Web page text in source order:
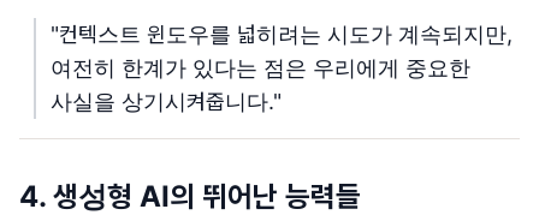
"컨텍스트 윈도우를 넓히려는 시도가 계속되지만,
여전히 한계가 있다는 점은 우리에게 중요한
사실을 상기시켜줍니다."
4. 생성형 AI의 뛰어난 능력들